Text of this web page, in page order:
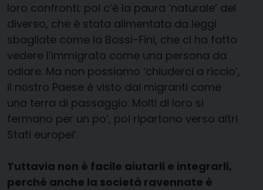
loro confronti; poi c’è la paura ‘naturale’ del
diverso, che è stata alimentata da leggi
sbagliate come la Bossi-Fini, che ci ha fatto
vedere l’immigrato come una persona da
odiare. Ma non possiamo ‘chiuderci a riccio’,
il nostro Paese è visto dai migranti come
una terra di passaggio. Molti di loro si
fermano per un po’, poi ripartono verso altri
Stati europei’.
Tuttavia non è facile aiutarli e integrarli,
perché anche la società ravennate è